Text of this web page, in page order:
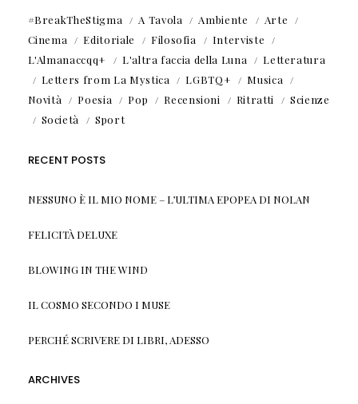
#BreakTheStigma A Tavola Ambiente
Arte
Cinema
Editoriale Filosofia
Interviste
L'Almanaccqq+
L'altra faccia della Luna
Letteratura
Letters from La Mystica
LGBTQ+
Musica
Novità
Poesia Pop Recensioni Ritratti
Scienze
Società
Sport
RECENT POSTS
NESSUNO È IL MIO NOME – L’ULTIMA EPOPEA DI NOLAN
FELICITÀ DELUXE
BLOWING IN THE WIND
IL COSMO SECONDO I MUSE
PERCHÉ SCRIVERE DI LIBRI, ADESSO
ARCHIVES